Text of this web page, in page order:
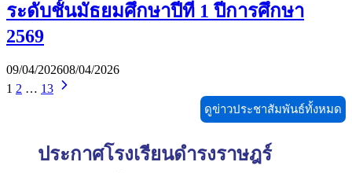
ระดับชั้นมัธยมศึกษาปีที่ 1 ปีการศึกษา
2569
09/04/202608/04/2026
1 2 … 13
ดูข่าวประชาสัมพันธ์ทั้งหมด
ประกาศโรงเรียนดำรงราษฎร์